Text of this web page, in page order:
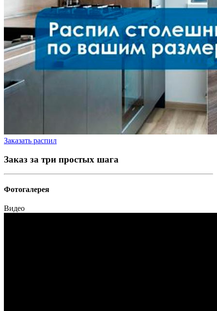
Заказать распил
Заказ за три простых шага
Фотогалерея
Видео